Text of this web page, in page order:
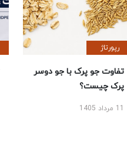
رپورتاژ
تفاوت جو پرک با جو دوسر
پرک چیست؟
11 مرداد 1405